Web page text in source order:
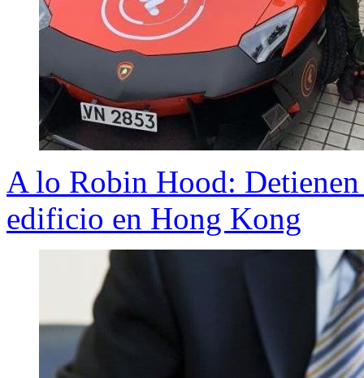
A lo Robin Hood:
edificio en Hong Kong